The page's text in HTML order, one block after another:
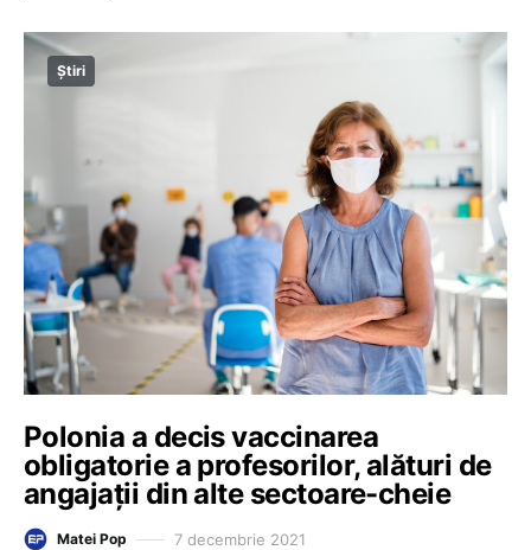
Știri
Polonia a decis vaccinarea
obligatorie a profesorilor, alături de
angajații din alte sectoare-cheie
Matei Pop 7 decembrie 2021